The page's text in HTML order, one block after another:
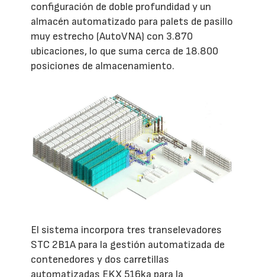
configuración de doble profundidad y un
almacén automatizado para palets de pasillo
muy estrecho (AutoVNA) con 3.870
ubicaciones, lo que suma cerca de 18.800
posiciones de almacenamiento.
El sistema incorpora tres transelevadores
STC 2B1A para la gestión automatizada de
contenedores y dos carretillas
automatizadas EKX 516ka para la